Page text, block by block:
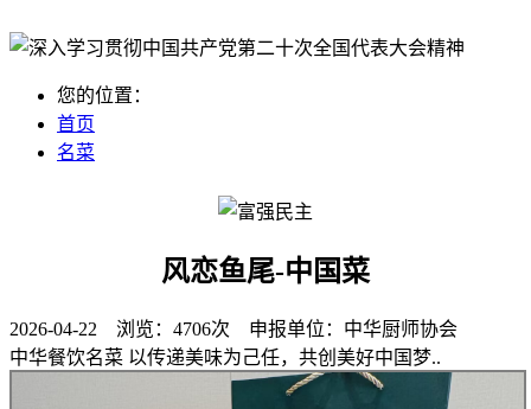
您的位置：
首页
名菜
风恋鱼尾-中国菜
2026-04-22 浏览： 4706次 申报单位： 中华厨师协会
中华餐饮名菜 以传递美味为己任，共创美好中国梦..